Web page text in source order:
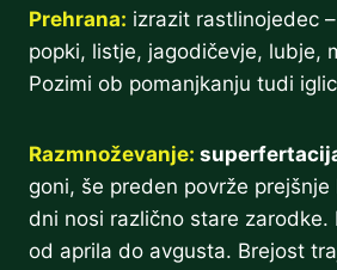
Prehrana: izrazit rastlinojedec
popki, listje, jagodičevje, lubje,
Pozimi ob pomanjkanju tudi
Razmnoževanje:
goni, še preden povrže
dni nosi različno stare zarodke.
od aprila do avgusta. Brejost